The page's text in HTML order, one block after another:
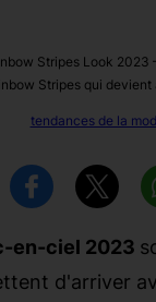
Stripes Look 2023
Stripes qui devient
tendances de la
en-ciel 2023
d'arriver